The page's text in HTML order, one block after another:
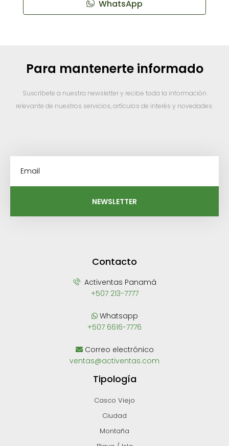
WhatsApp
Para mantenerte informado
Suscríbete a nuestra newsletter y recibe toda la información
relevante de nuestros servicios, artículos de interés y novedades.
NEWSLETTER
Contacto
Activentas Panamá
+507 213-7777
Whatsapp
+507 6616-7776
Correo electrónico
ventas@activentas.com
Tipología
Casco Viejo
Ciudad
Montaña